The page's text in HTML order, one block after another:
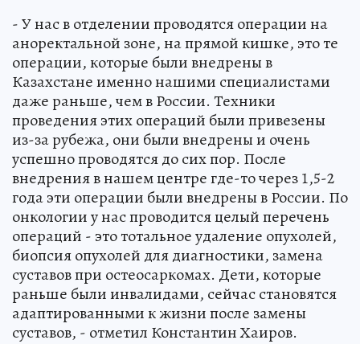
- У нас в отделении проводятся операции на
аноректальной зоне, на прямой кишке, это те
операции, которые были внедрены в
Казахстане именно нашими специалистами
даже раньше, чем в России. Техники
проведения этих операций были привезены
из-за рубежа, они были внедрены и очень
успешно проводятся до сих пор. После
внедрения в нашем центре где-то через 1,5-2
года эти операции были внедрены в России. По
онкологии у нас проводится целый перечень
операций - это тотальное удаление опухолей,
биопсия опухолей для диагностики, замена
суставов при остеосаркомах. Дети, которые
раньше были инвалидами, сейчас становятся
адаптированными к жизни после замены
суставов, - отметил Константин Хаиров.